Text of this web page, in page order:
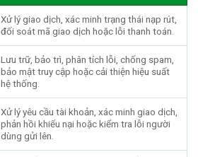
Xử lý giao dịch, xác minh trạng thái nạp rút,
đối soát mã giao dịch hoặc lỗi thanh toán.
Lưu trữ, bảo trì, phân tích lỗi, chống spam,
bảo mật truy cập hoặc cải thiện hiệu suất
hệ thống.
Xử lý yêu cầu tài khoản, xác minh giao dịch,
phản hồi khiếu nại hoặc kiểm tra lỗi người
dùng gửi lên.